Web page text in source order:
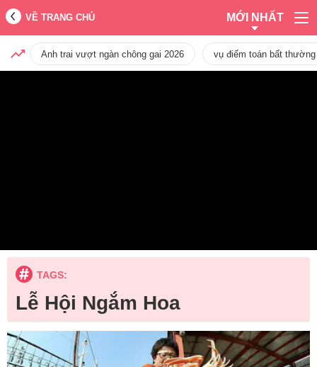
VỀ TRANG CHỦ MỚI NHẤT
Anh trai vượt ngàn chông gai 2026 vụ điểm toán bất
TAGS:
Lễ Hội Ngắm Hoa